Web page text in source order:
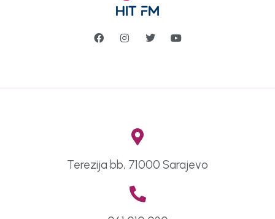
Terezija bb, 71000 Sarajevo